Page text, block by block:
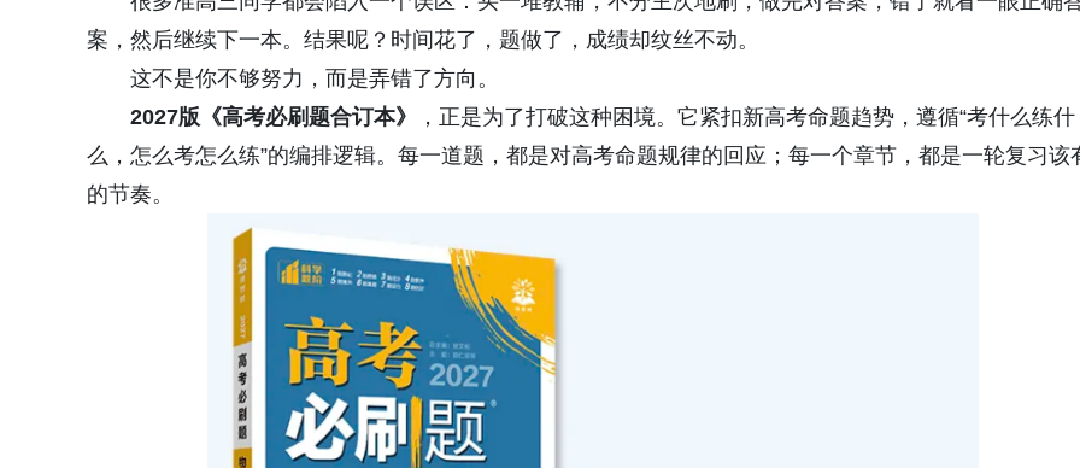
案，然后继续下一本。结果呢？时间花了，题做了，成绩却纹丝不动。
这不是你不够努力，而是弄错了方向。
2027版《高考必刷题合订本》
，正是为了打破这种困境。它紧扣新高考命题趋势，遵循“考什么练什
么，怎么考怎么练”的编排逻辑。每一道题，都是对高考命题规律的回应；每一个章节，都是一轮复习该
的节奏。